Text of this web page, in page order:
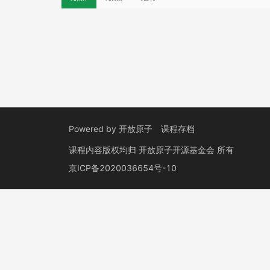
Powered by 开放原子 课程存档
课程内容版权均归 开放原子开源基金会 所有
京ICP备2020036654号-10